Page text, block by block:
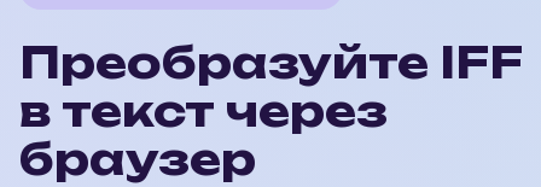
Преобразуйте IFF
в текст через
браузер